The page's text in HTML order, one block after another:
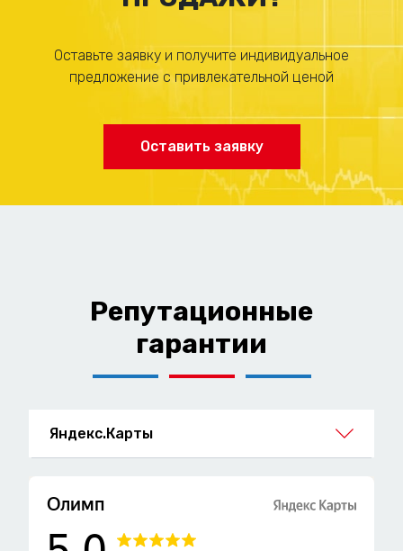
Оставьте заявку и получите индивидуальное
предложение с привлекательной ценой
Оставить заявку
Репутационные
гарантии
Яндекс.Карты